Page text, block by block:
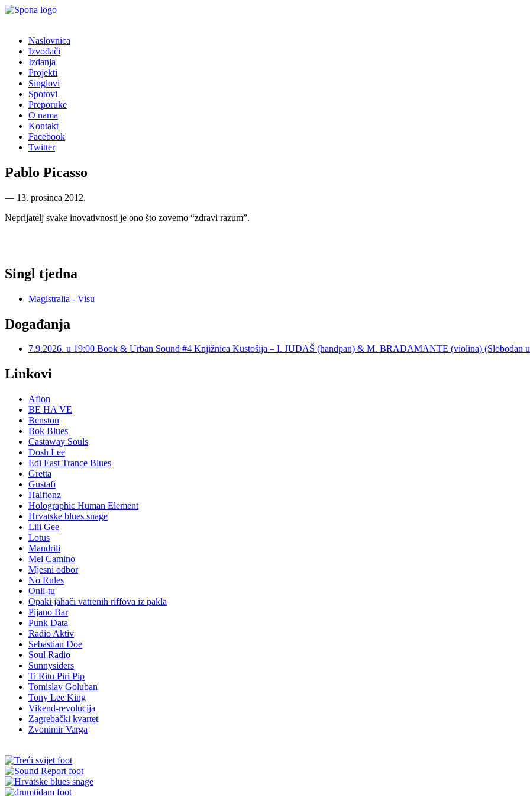
Naslovnica
Izvođači
Izdanja
Projekti
Singlovi
Spotovi
Preporuke
O nama
Kontakt
Facebook
Twitter
Pablo Picasso
― 13. prosinca 2012.
Neprijatelj svake inovativnosti je ono što zovemo “zdravi razum”.
Singl tjedna
Magistralia - Visu
Događanja
7.9.2026. u 19:00 Book & Urban Sound #4 Knjižnica Kustošija – I. JUDAŠ (handpan) & M. BRADAMANTE (violina) (Slobodan
Linkovi
Afion
BE HA VE
Benston
Bok Blues
Castaway Souls
Dosh Lee
Edi East Trance Blues
Gretta
Gustafi
Halftonz
Holographic Human Element
Hrvatske blues snage
Lili Gee
Lotus
Mandrili
Mel Camino
Mjesni odbor
No Rules
Onli-tu
Opaki jahači vatrenih riffova iz pakla
Pijano Bar
Punk Data
Radio Aktiv
Sebastian Doe
Soul Radio
Sunnysiders
Ti Ritu Piri Pip
Tomislav Goluban
Tony Lee King
Vikend-revolucija
Zagrebački kvartet
Zvonimir Varga